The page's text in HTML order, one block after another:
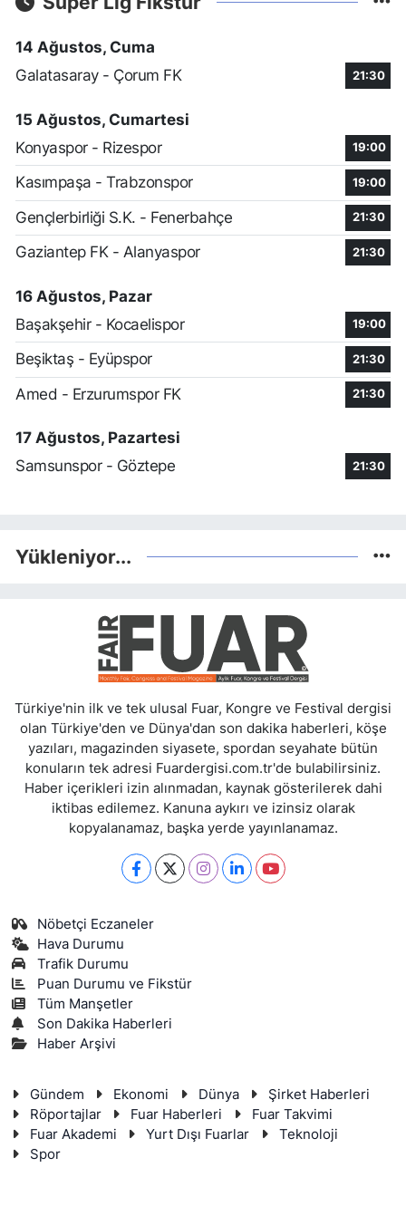
14 Ağustos, Cuma
Galatasaray - Çorum FK
21:30
15 Ağustos, Cumartesi
Konyaspor - Rizespor
19:00
Kasımpaşa - Trabzonspor 19:00
Gençlerbirliği S.K. - Fenerbahçe 21:30
Gaziantep FK - Alanyaspor 21:30
16 Ağustos, Pazar
Başakşehir - Kocaelispor
19:00
Beşiktaş - Eyüpspor 21:30
Amed - Erzurumspor FK 21:30
17 Ağustos, Pazartesi
Samsunspor - Göztepe
21:30
Yükleniyor...
Türkiye'nin ilk ve tek ulusal Fuar, Kongre ve Festival dergisi
olan Türkiye'den ve Dünya'dan son dakika haberleri, köşe
yazıları, magazinden siyasete, spordan seyahate bütün
konuların tek adresi Fuardergisi.com.tr'de bulabilirsiniz.
Haber içerikleri izin alınmadan, kaynak gösterilerek dahi
iktibas edilemez. Kanuna aykırı ve izinsiz olarak
kopyalanamaz, başka yerde yayınlanamaz.
Nöbetçi Eczaneler
Hava Durumu
Trafik Durumu
Puan Durumu ve Fikstür
Tüm Manşetler
Son Dakika Haberleri
Haber Arşivi
Gündem Ekonomi Dünya
Şirket Haberleri
Röportajlar
Fuar Haberleri
Fuar Takvimi
Fuar Akademi
Yurt Dışı Fuarlar
Teknoloji
Spor